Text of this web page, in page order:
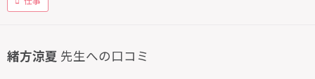
緒方涼夏 先生への口コミ